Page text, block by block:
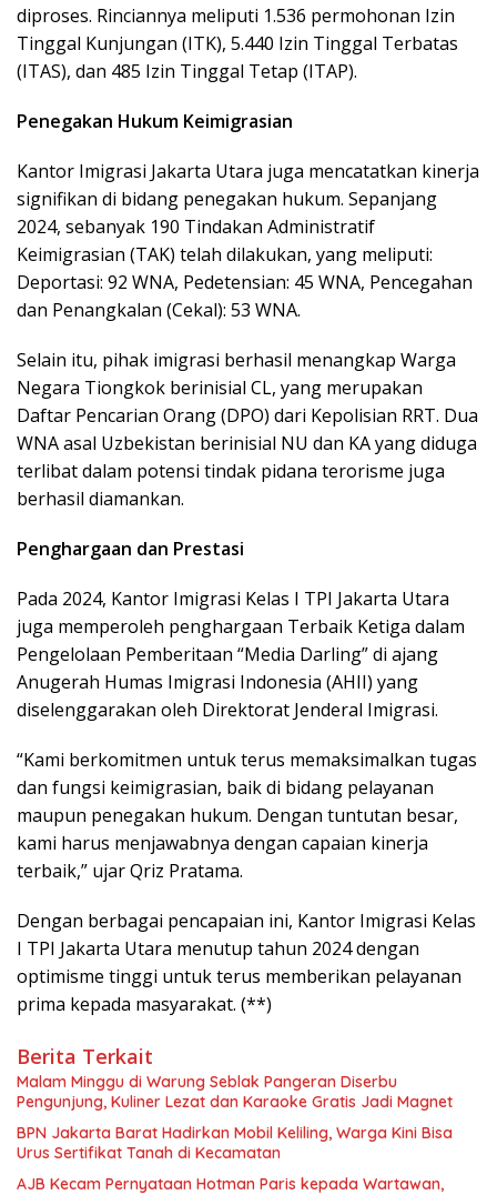
diproses. Rinciannya meliputi 1.536 permohonan Izin
Tinggal Kunjungan (ITK), 5.440 Izin Tinggal Terbatas
(ITAS), dan 485 Izin Tinggal Tetap (ITAP).
Penegakan Hukum Keimigrasian
Kantor Imigrasi Jakarta Utara juga mencatatkan kinerja
signifikan di bidang penegakan hukum. Sepanjang
2024, sebanyak 190 Tindakan Administratif
Keimigrasian (TAK) telah dilakukan, yang meliputi:
Deportasi: 92 WNA, Pedetensian: 45 WNA, Pencegahan
dan Penangkalan (Cekal): 53 WNA.
Selain itu, pihak imigrasi berhasil menangkap Warga
Negara Tiongkok berinisial CL, yang merupakan
Daftar Pencarian Orang (DPO) dari Kepolisian RRT. Dua
WNA asal Uzbekistan berinisial NU dan KA yang diduga
terlibat dalam potensi tindak pidana terorisme juga
berhasil diamankan.
Penghargaan dan Prestasi
Pada 2024, Kantor Imigrasi Kelas I TPI Jakarta Utara
juga memperoleh penghargaan Terbaik Ketiga dalam
Pengelolaan Pemberitaan “Media Darling” di ajang
Anugerah Humas Imigrasi Indonesia (AHII) yang
diselenggarakan oleh Direktorat Jenderal Imigrasi.
“Kami berkomitmen untuk terus memaksimalkan tugas
dan fungsi keimigrasian, baik di bidang pelayanan
maupun penegakan hukum. Dengan tuntutan besar,
kami harus menjawabnya dengan capaian kinerja
terbaik,” ujar Qriz Pratama.
Dengan berbagai pencapaian ini, Kantor Imigrasi Kelas
I TPI Jakarta Utara menutup tahun 2024 dengan
optimisme tinggi untuk terus memberikan pelayanan
prima kepada masyarakat. (**)
Berita Terkait
Malam Minggu di Warung Seblak Pangeran Diserbu
Pengunjung, Kuliner Lezat dan Karaoke Gratis Jadi Magnet
BPN Jakarta Barat Hadirkan Mobil Keliling, Warga Kini Bisa
Urus Sertifikat Tanah di Kecamatan
AJB Kecam Pernyataan Hotman Paris kepada Wartawan,